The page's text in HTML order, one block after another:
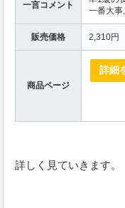
一言コメント
一番大事
販売価格 2,310円
商品ページ
詳細
詳しく見ていきます。